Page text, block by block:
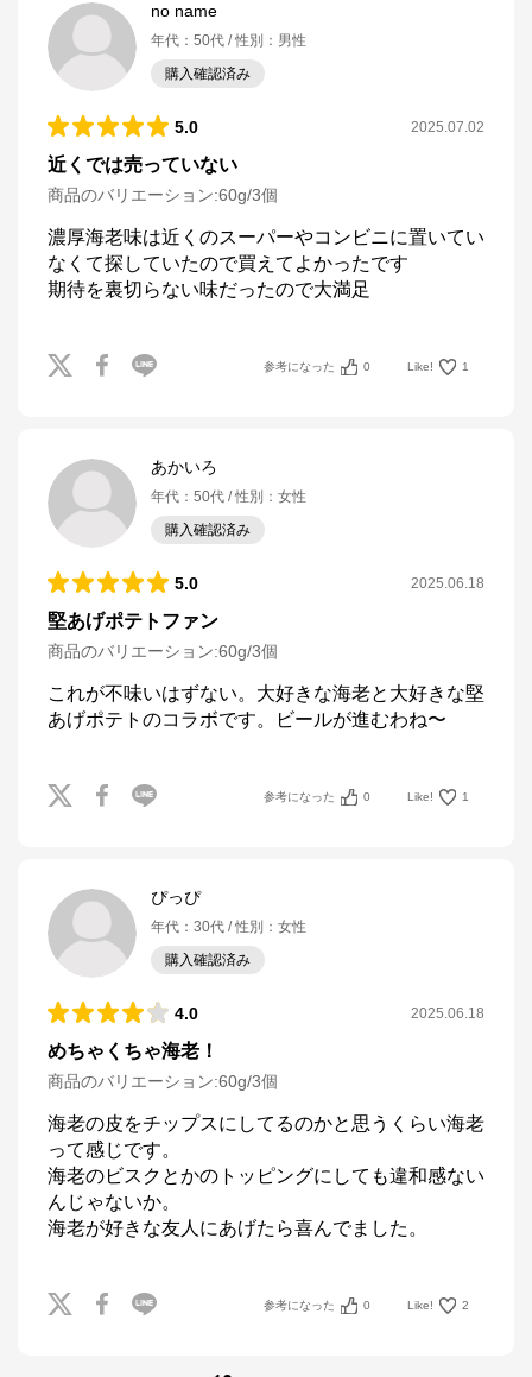
no name
年代 ： 50代 性別 ： 男性
購入確認済み
5.0 2025.07.02
近くでは売っていない
商品のバリエーション:60g/3個
濃厚海老味は近くのスーパーやコンビニに置いてい
なくて探していたので買えてよかったです
期待を裏切らない味だったので大満足
参考になった 0 Like! 1
あかいろ
年代 ： 50代 性別 ： 女性
購入確認済み
5.0 2025.06.18
堅あげポテトファン
商品のバリエーション:60g/3個
これが不味いはずない。大好きな海老と大好きな堅
あげポテトのコラボです。ビールが進むわね〜
参考になった 0 Like! 1
ぴっぴ
年代 ： 30代 性別 ： 女性
購入確認済み
4.0 2025.06.18
めちゃくちゃ海老！
商品のバリエーション:60g/3個
海老の皮をチップスにしてるのかと思うくらい海老
って感じです。
海老のビスクとかのトッピングにしても違和感ない
んじゃないか。
海老が好きな友人にあげたら喜んでました。
参考になった 0 Like! 2